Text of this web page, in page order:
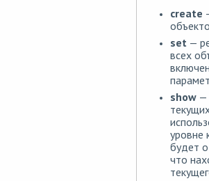
create
set —
всех
show —
уровне
будет
что